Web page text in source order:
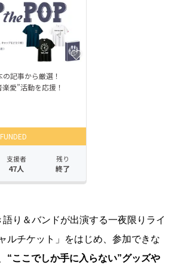
り＆バンドが出演する一夜限りライ
ルチケット」をはじめ、参加できな
“ここでしか手に入らない”グッズや